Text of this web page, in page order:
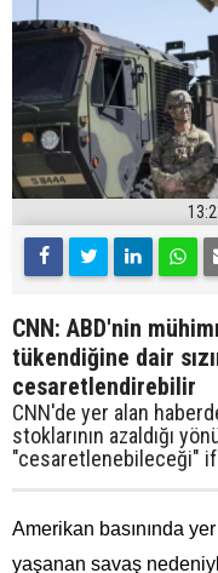
CNN: ABD'nin
tükendiğine dair
cesaretlendirebilir
CNN'de yer alan
stoklarının azaldığı
"cesaretlenebileceği"
Amerikan basınında
yaşanan savaş